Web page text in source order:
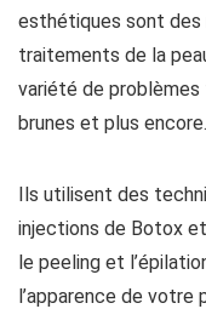
esthétiques sont des
traitements de la
variété de problèmes
brunes et plus encore.
Ils utilisent des
injections de Botox et
le peeling et
l’apparence de votre